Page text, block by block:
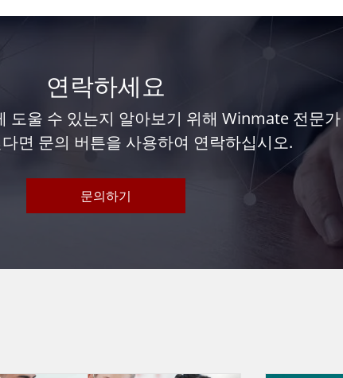
연락하세요
도울 수 있는지 알아보기 위해 Winmate 전문
면 문의 버튼을 사용하여 연락하십시오.
문의하기